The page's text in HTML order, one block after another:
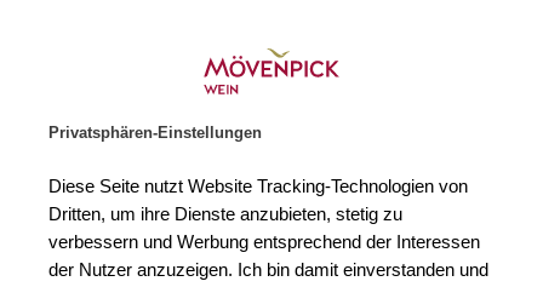
Privatsphären-Einstellungen
Diese Seite nutzt Website Tracking-Technologien von
Dritten, um ihre Dienste anzubieten, stetig zu
verbessern und Werbung entsprechend der Interessen
der Nutzer anzuzeigen. Ich bin damit einverstanden und
Zum Ende der Bildgalerie springen
Zum Anfang der